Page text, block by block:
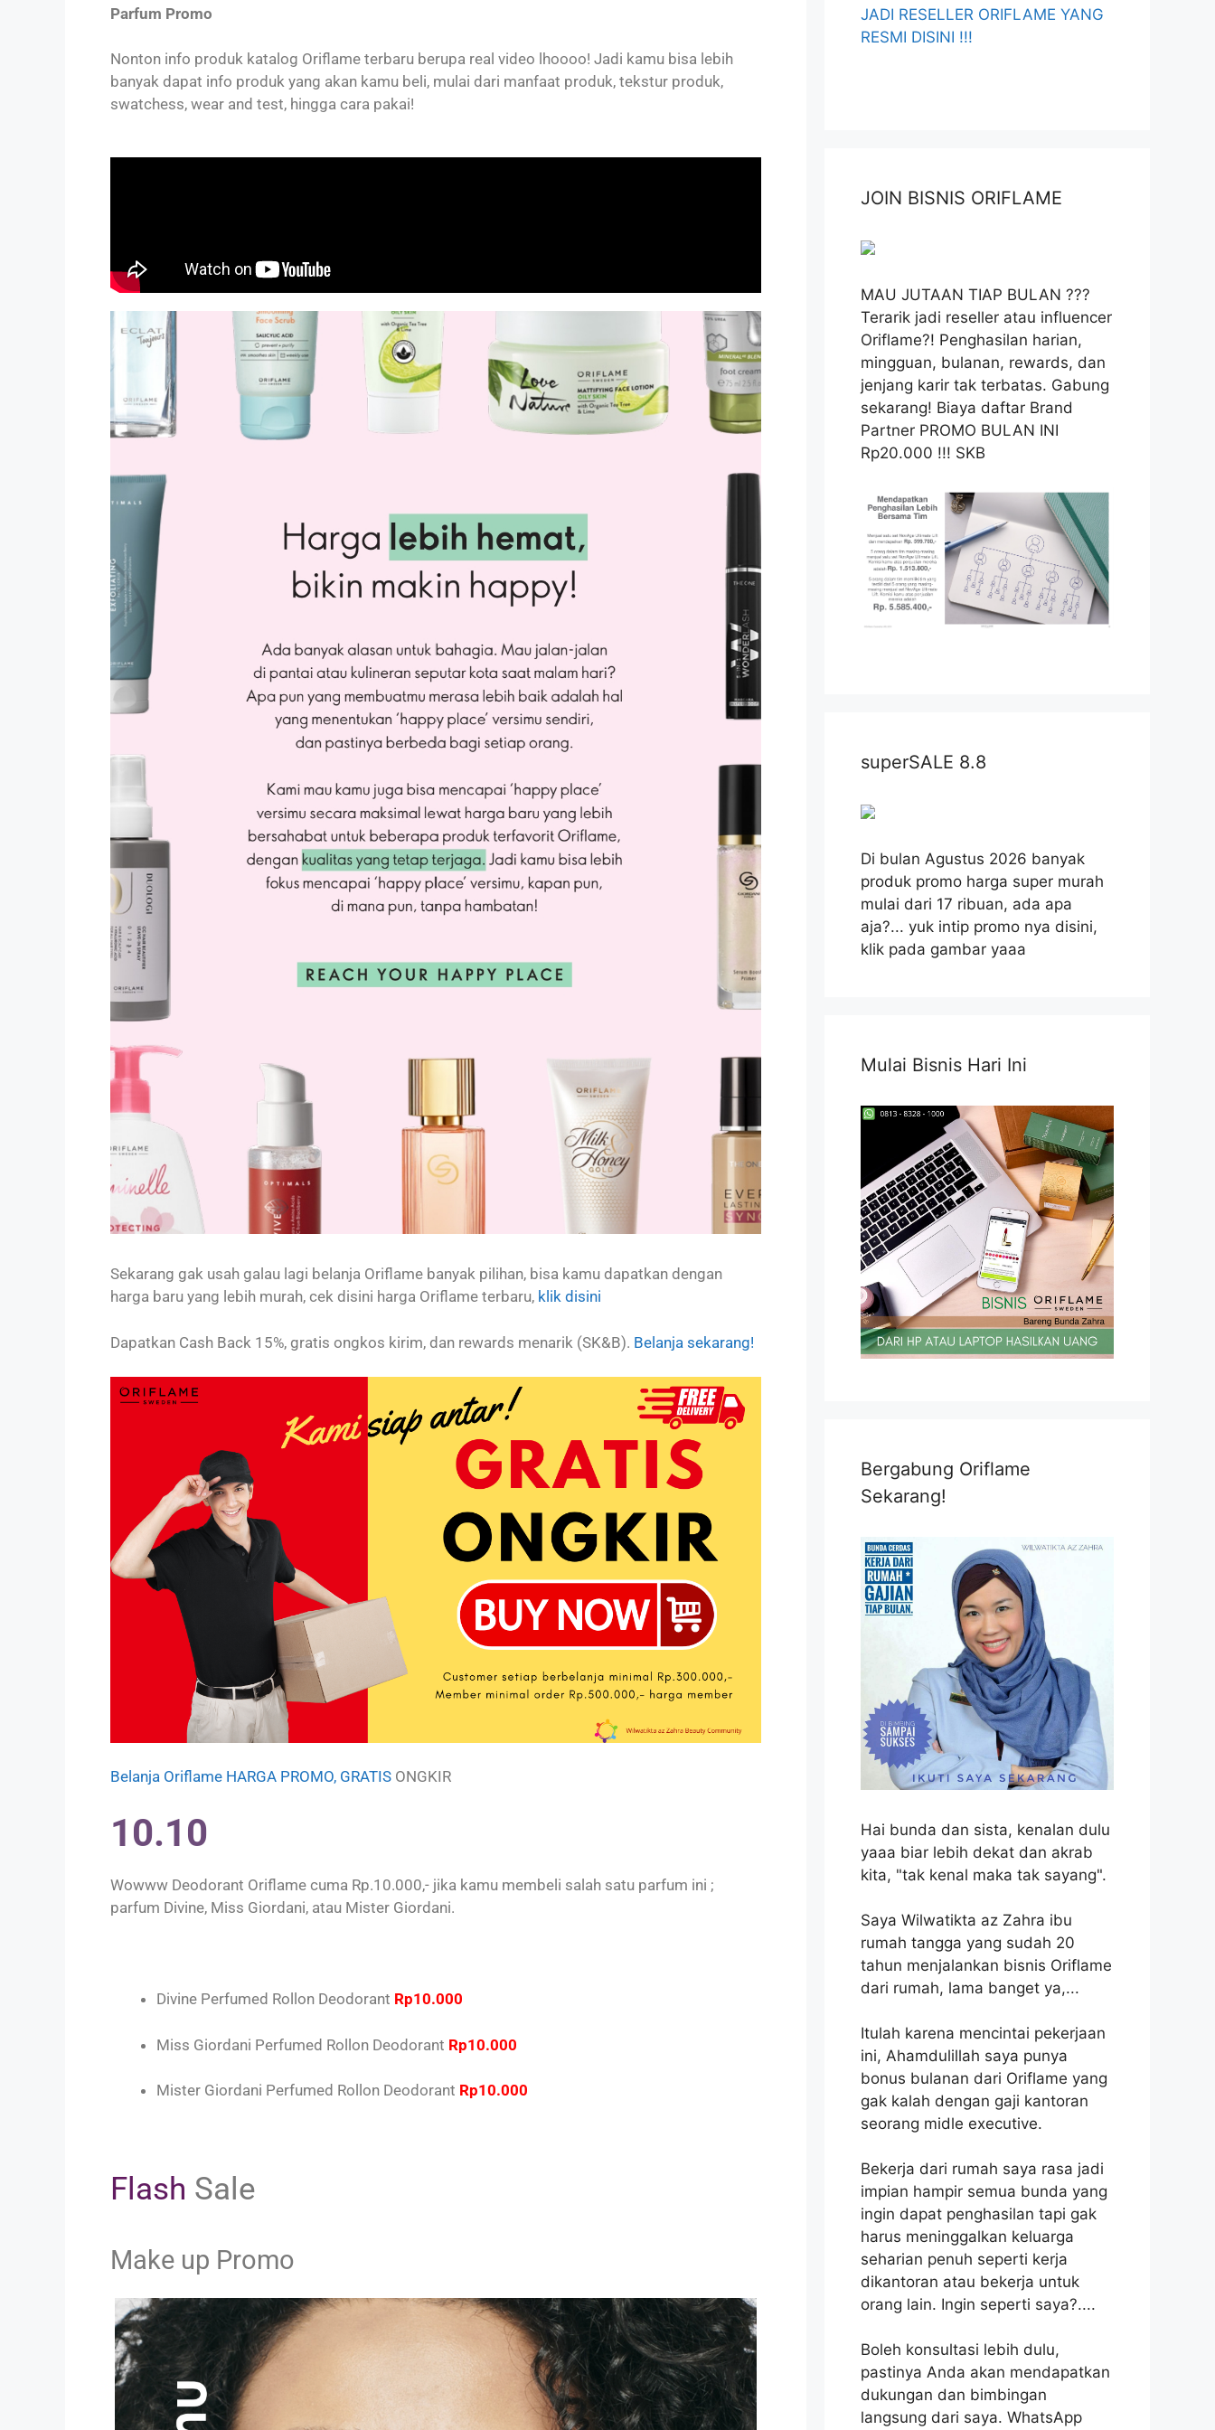
Parfum Promo
Nonton info produk katalog Oriflame terbaru berupa real video lhoooo! Jadi kamu bisa lebih
banyak dapat info produk yang akan kamu beli, mulai dari manfaat produk, tekstur produk,
swatchess, wear and test, hingga cara pakai!
Sekarang gak usah galau lagi belanja Oriflame banyak pilihan, bisa kamu dapatkan dengan
harga baru yang lebih murah, cek disini harga Oriflame terbaru, klik disini
Dapatkan Cash Back 15%, gratis ongkos kirim, dan rewards menarik (SK&B). Belanja sekarang!
Belanja Oriflame HARGA PROMO, GRATIS ONGKIR
10.10
Wowww Deodorant Oriflame cuma Rp.10.000,- jika kamu membeli salah satu parfum ini ;
parfum Divine, Miss Giordani, atau Mister Giordani.
Divine Perfumed Rollon Deodorant Rp10.000
Miss Giordani Perfumed Rollon Deodorant Rp10.000
Mister Giordani Perfumed Rollon Deodorant Rp10.000
Flash Sale
Make up Promo
JADI RESELLER ORIFLAME YANG
RESMI DISINI !!!
JOIN BISNIS ORIFLAME
MAU JUTAAN TIAP BULAN ???
Terarik jadi reseller atau influencer
Oriflame?! Penghasilan harian,
mingguan, bulanan, rewards, dan
jenjang karir tak terbatas. Gabung
sekarang! Biaya daftar Brand
Partner PROMO BULAN INI
Rp20.000 !!! SKB
superSALE 8.8
Di bulan Agustus 2026 banyak
produk promo harga super murah
mulai dari 17 ribuan, ada apa
aja?... yuk intip promo nya disini,
klik pada gambar yaaa
Mulai Bisnis Hari Ini
Bergabung Oriflame
Sekarang!
Hai bunda dan sista, kenalan dulu
yaaa biar lebih dekat dan akrab
kita, "tak kenal maka tak sayang".
Saya Wilwatikta az Zahra ibu
rumah tangga yang sudah 20
tahun menjalankan bisnis Oriflame
dari rumah, lama banget ya,...
Itulah karena mencintai pekerjaan
ini, Ahamdulillah saya punya
bonus bulanan dari Oriflame yang
gak kalah dengan gaji kantoran
seorang midle executive.
Bekerja dari rumah saya rasa jadi
impian hampir semua bunda yang
ingin dapat penghasilan tapi gak
harus meninggalkan keluarga
seharian penuh seperti kerja
dikantoran atau bekerja untuk
orang lain. Ingin seperti saya?....
Boleh konsultasi lebih dulu,
pastinya Anda akan mendapatkan
dukungan dan bimbingan
langsung dari saya. WhatsApp